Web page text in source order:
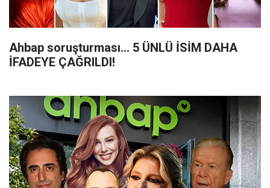
Ahbap soruşturması... 5 ÜNLÜ İSİM DAHA
İFADEYE ÇAĞRILDI!